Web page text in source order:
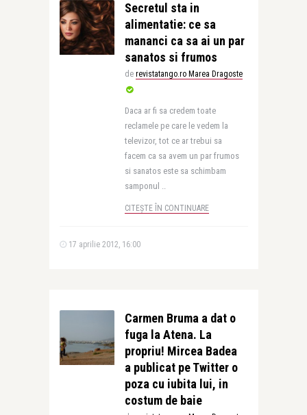
Secretul sta in
alimentatie: ce sa
mananci ca sa ai un par
sanatos si frumos
de revistatango.ro Marea Dragoste
Daca ar fi sa credem toate
reclamele pe care le vedem la
televizor, tot ce ar trebui sa
facem ca sa avem un par frumos
si sanatos este sa schimbam
samponul ..
CITEȘTE ÎN CONTINUARE
17 aprilie 2012, 16:00
Carmen Bruma a dat o
fuga la Atena. La
propriu! Mircea Badea
a publicat pe Twitter o
poza cu iubita lui, in
costum de baie